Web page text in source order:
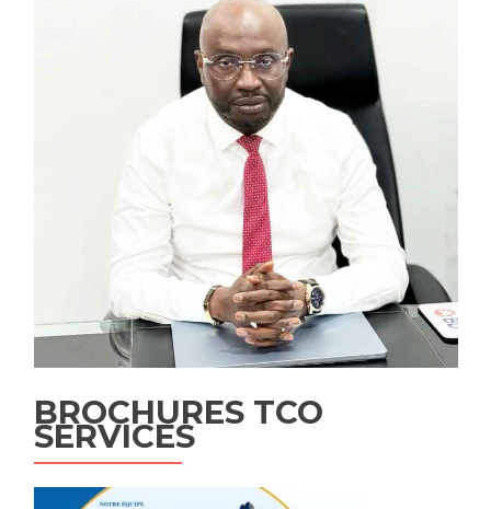
BROCHURES TCO
SERVICES